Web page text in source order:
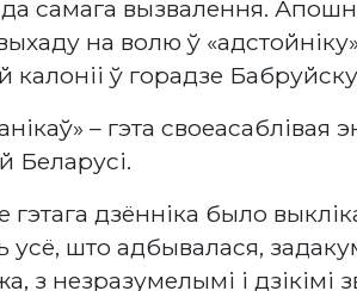
самага вызвалення.
на волю ў
калоніі ў горадзе
– гэта
Беларусі.
гэтага дзённіка было
усё, што адбывалася,
з незразумелымі і дзікімі